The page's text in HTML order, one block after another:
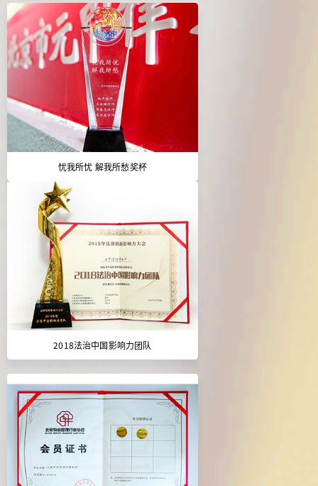
忧我所忧 解我所愁奖杯
2018法治中国影响力团队